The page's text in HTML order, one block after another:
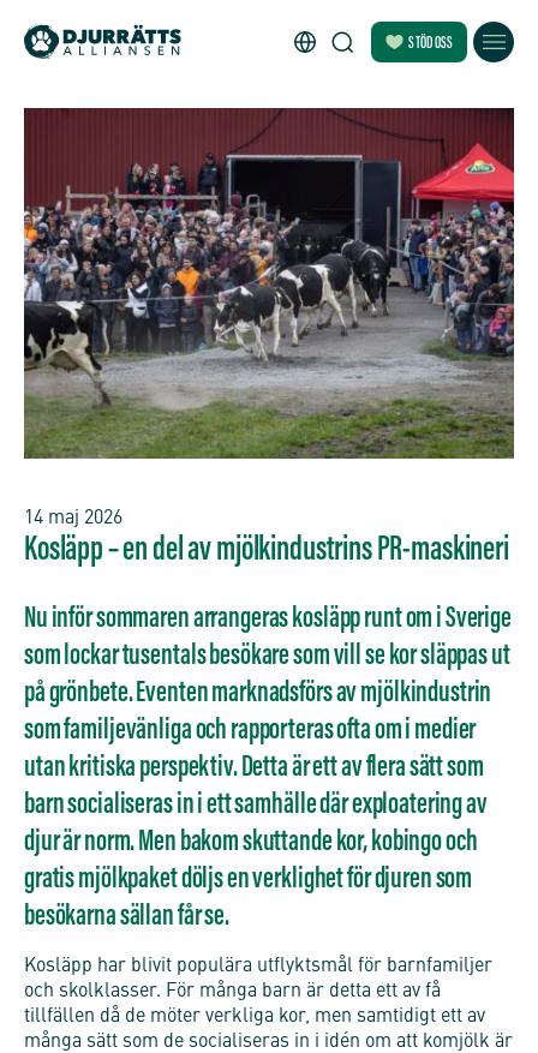
STÖD OSS
14 maj 2026
Kosläpp – en del av mjölkindustrins PR-maskineri
Nu inför sommaren arrangeras kosläpp runt om i Sverige
som lockar tusentals besökare som vill se kor släppas ut
på grönbete. Eventen marknadsförs av mjölkindustrin
som familjevänliga och rapporteras ofta om i medier
utan kritiska perspektiv. Detta är ett av flera sätt som
barn socialiseras in i ett samhälle där exploatering av
djur är norm. Men bakom skuttande kor, kobingo och
gratis mjölkpaket döljs en verklighet för djuren som
besökarna sällan får se.
Kosläpp har blivit populära utflyktsmål för barnfamiljer
och skolklasser. För många barn är detta ett av få
tillfällen då de möter verkliga kor, men samtidigt ett av
många sätt som de socialiseras in i idén om att komjölk är